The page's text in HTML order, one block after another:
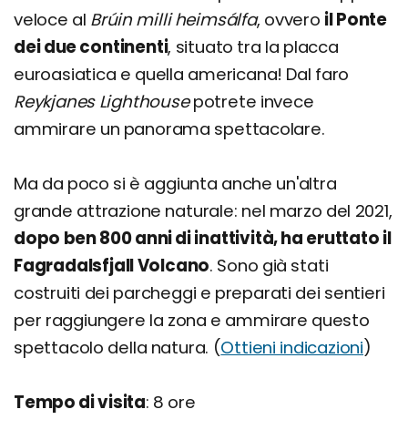
veloce al Brúin milli heimsálfa, ovvero il Ponte
dei due continenti, situato tra la placca
euroasiatica e quella americana! Dal faro
Reykjanes Lighthousepotrete invece
ammirare un panorama spettacolare.
Ma da poco si è aggiunta anche un'altra
grande attrazione naturale: nel marzo del 2021,
dopo ben 800 anni di inattività, ha eruttato il
Fagradalsfjall Volcano. Sono già stati
costruiti dei parcheggi e preparati dei sentieri
per raggiungere la zona e ammirare questo
spettacolo della natura. (Ottieni indicazioni)
Tempo di visita: 8 ore